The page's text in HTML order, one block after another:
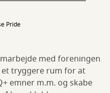
Pride
med foreningen
et tryggere rum for at
emner m.m. og skabe